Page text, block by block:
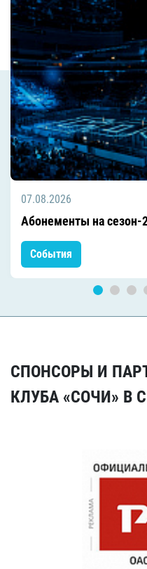
07.08.2026
Абонементы на сезон-
События
СПОНСОРЫ И
КЛУБА «СОЧИ» В